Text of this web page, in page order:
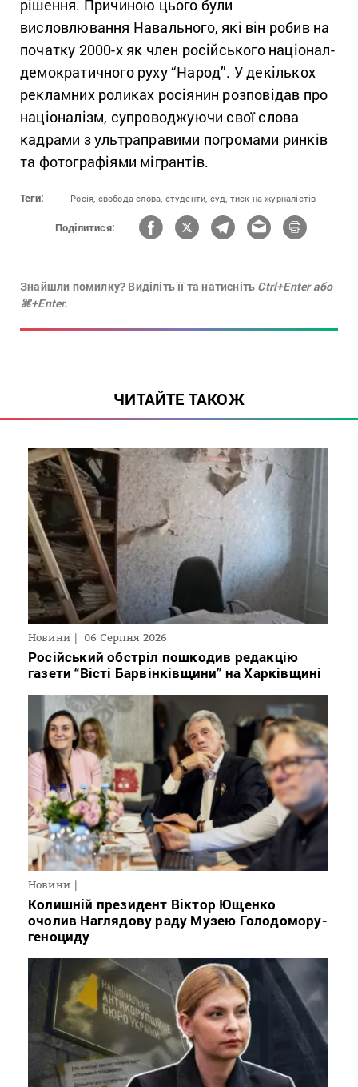
рішення. Причиною цього були
висловлювання Навального, які він робив на
початку 2000-х як член російського націонал-
демократичного руху “Народ”. У декількох
рекламних роликах росіянин розповідав про
націоналізм, супроводжуючи свої слова
кадрами з ультраправими погромами ринків
та фотографіями мігрантів.
Теги: Росія, свобода слова, студенти, суд, тиск на журналістів
Поділитися:
Знайшли помилку? Виділіть її та натисніть Ctrl+Enter або
⌘+Enter.
ЧИТАЙТЕ ТАКОЖ
Новини 06 Серпня 2026
Російський обстріл пошкодив редакцію
газети “Вісті Барвінківщини” на Харківщині
Новини
Колишній президент Віктор Ющенко
очолив Наглядову раду Музею Голодомору-
геноциду